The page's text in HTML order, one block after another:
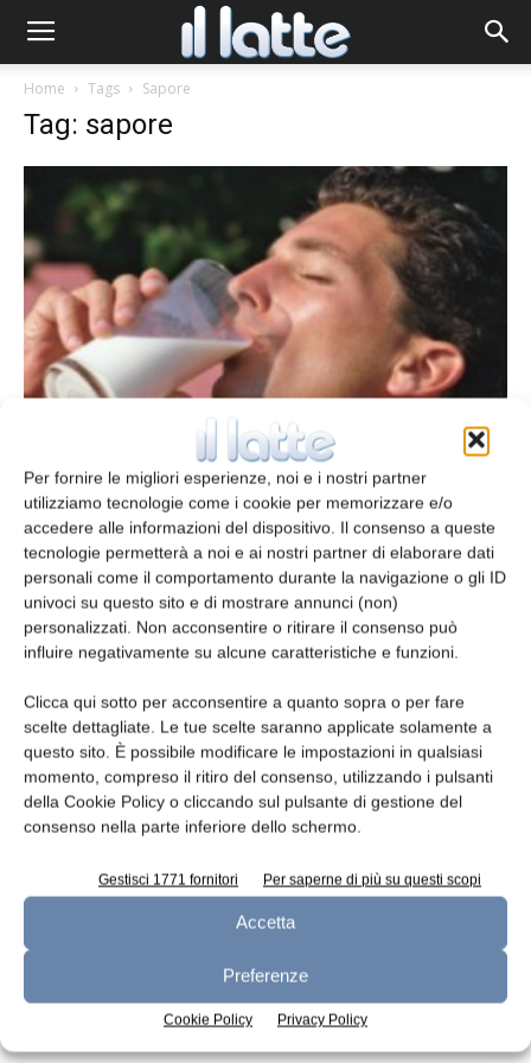
Per fornire le migliori esperienze, noi e i nostri partner
utilizziamo tecnologie come i cookie per memorizzare e/o
accedere alle informazioni del dispositivo. Il consenso a queste
tecnologie permetterà a noi e ai nostri partner di elaborare dati
personali come il comportamento durante la navigazione o gli ID
univoci su questo sito e di mostrare annunci (non)
personalizzati. Non acconsentire o ritirare il consenso può
influire negativamente su alcune caratteristiche e funzioni.
Clicca qui sotto per acconsentire a quanto sopra o per fare
scelte dettagliate. Le tue scelte saranno applicate solamente a
questo sito. È possibile modificare le impostazioni in qualsiasi
momento, compreso il ritiro del consenso, utilizzando i pulsanti
della Cookie Policy o cliccando sul pulsante di gestione del
consenso nella parte inferiore dello schermo.
Gestisci 1771 fornitori Per saperne di più su questi scopi
Accetta
Preferenze
Cookie Policy Privacy Policy
Home Tags Sapore
Tag: sapore
Inibizione del sapore amaro delle
proteine del siero idrolizzato
Redazione 21 Gennaio 2014
Leggi la rivista
n.7 - Luglio 2026 n.6 - Giugno 2026